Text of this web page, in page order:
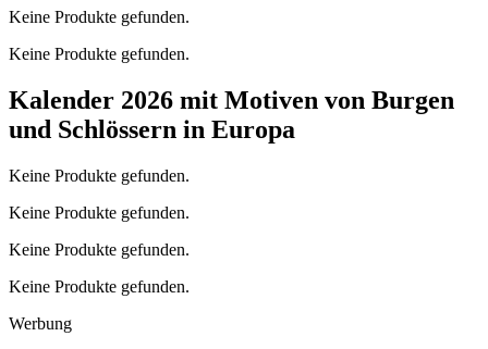
Keine Produkte gefunden.
Keine Produkte gefunden.
Kalender 2026 mit Motiven von Burgen
und Schlössern in Europa
Keine Produkte gefunden.
Keine Produkte gefunden.
Keine Produkte gefunden.
Keine Produkte gefunden.
Werbung